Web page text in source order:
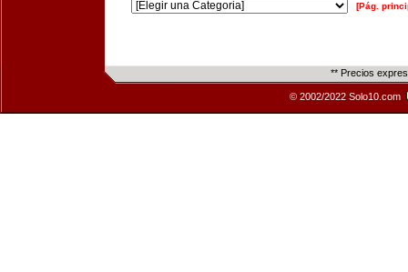
[Pág.
** Precios
© 2002/2022 Solo10.com